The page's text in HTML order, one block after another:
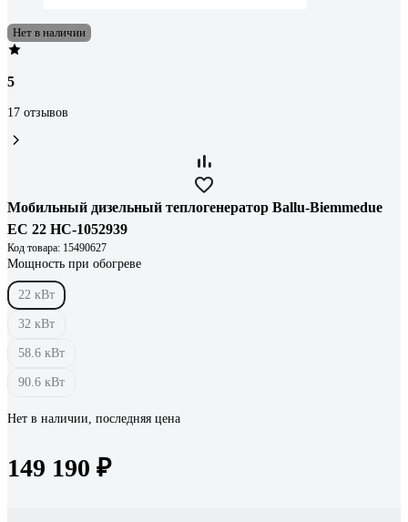
Нет в наличии
5
17 отзывов
Мобильный дизельный теплогенератор Ballu-Biemmedue
EC 22 НС-1052939
Код товара: 15490627
Мощность при обогреве
22 кВт
32 кВт
58.6 кВт
90.6 кВт
Нет в наличии, последняя цена
149 190 ₽